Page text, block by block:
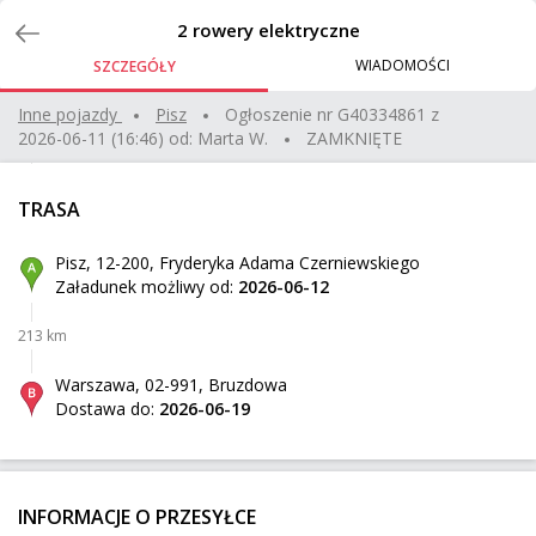
Zlecenia
2 rowery elektryczne
SZCZEGÓŁY WIADOMOŚCI
Inne pojazdy pisz Ogłoszenie nr G40334861 z
2026-06-11 (16:46) od: Marta W. ZAMKNIĘTE
TRASA
Pisz, 12-200, Fryderyka Adama Czerniewskiego
Załadunek możliwy od: 2026-06-12
213 km
Warszawa, 02-991, Bruzdowa
Dostawa do: 2026-06-19
INFORMACJE O PRZESYŁCE
dębowe lustro
Jarocin
Yamaha r6
562 km 200 kg
Do: Kościerzyna
Z: Stare Krasnodęby